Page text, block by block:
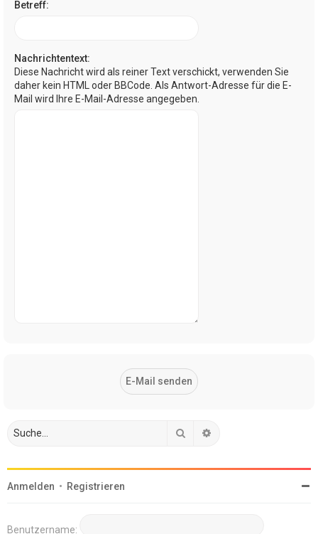
Betreff:
Nachrichtentext:
Diese Nachricht wird als reiner Text verschickt, verwenden Sie
daher kein HTML oder BBCode. Als Antwort-Adresse für die E-
Mail wird Ihre E-Mail-Adresse angegeben.
Suche
Anmelden • Registrieren
Benutzername: